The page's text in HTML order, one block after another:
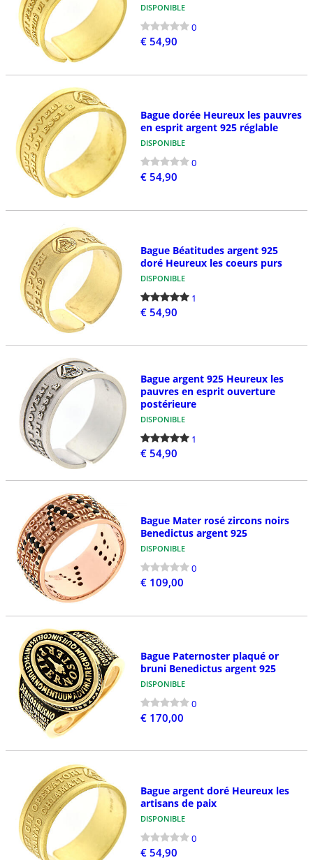
DISPONIBLE
0
€ 54,90
Bague dorée Heureux les pauvres
en esprit argent 925 réglable
DISPONIBLE
0
€ 54,90
Bague Béatitudes argent 925
doré Heureux les coeurs purs
DISPONIBLE
1
€ 54,90
Bague argent 925 Heureux les
pauvres en esprit ouverture
postérieure
DISPONIBLE
1
€ 54,90
Bague Mater rosé zircons noirs
Benedictus argent 925
DISPONIBLE
0
€ 109,00
Bague Paternoster plaqué or
bruni Benedictus argent 925
DISPONIBLE
0
€ 170,00
Bague argent doré Heureux les
artisans de paix
DISPONIBLE
0
€ 54,90